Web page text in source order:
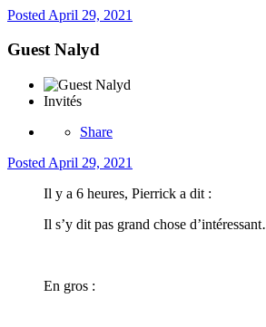
Posted April 29, 2021
Guest Nalyd
Invités
Share
Posted April 29, 2021
Il y a 6 heures, Pierrick a dit :
Il s’y dit pas grand chose
En gros :